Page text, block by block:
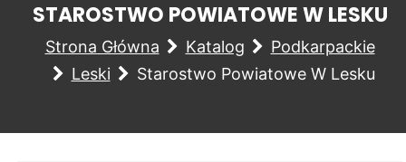
STAROSTWO POWIATOWE W LESKU
Strona Główna Katalog
Podkarpackie
Leski
Starostwo Powiatowe W Lesku